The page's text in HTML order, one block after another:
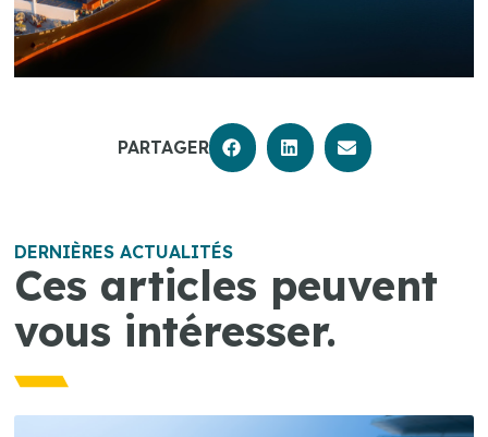
PARTAGER
DERNIÈRES ACTUALITÉS
Ces articles peuvent
vous intéresser.